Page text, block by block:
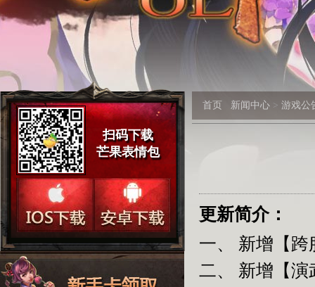
扫码下载
芒果表情包
首页 新闻中心 > 游戏公
更新简介：
一、 新增【
二、 新增【